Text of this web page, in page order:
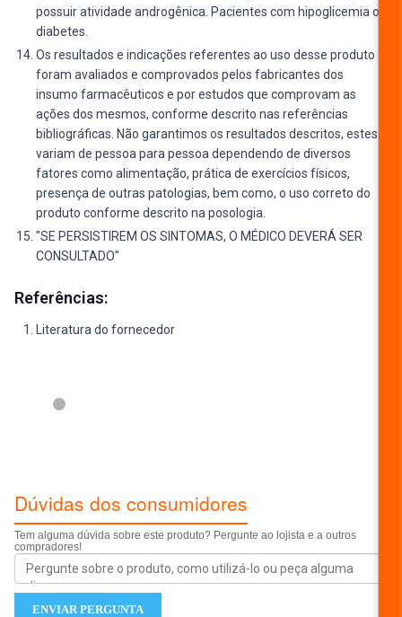
possuir atividade androgênica. Pacientes com hipoglicemia ou
diabetes.
Os resultados e indicações referentes ao uso desse produto
foram avaliados e comprovados pelos fabricantes dos
insumo farmacêuticos e por estudos que comprovam as
ações dos mesmos, conforme descrito nas referências
bibliográficas. Não garantimos os resultados descritos, estes
variam de pessoa para pessoa dependendo de diversos
fatores como alimentação, prática de exercícios físicos,
presença de outras patologias, bem como, o uso correto do
produto conforme descrito na posologia.
"SE PERSISTIREM OS SINTOMAS, O MÉDICO DEVERÁ SER
CONSULTADO"
Referências:
Literatura do fornecedor
Dúvidas dos consumidores
Tem alguma dúvida sobre este produto? Pergunte ao lojista e a outros
compradores!
ENVIAR PERGUNTA